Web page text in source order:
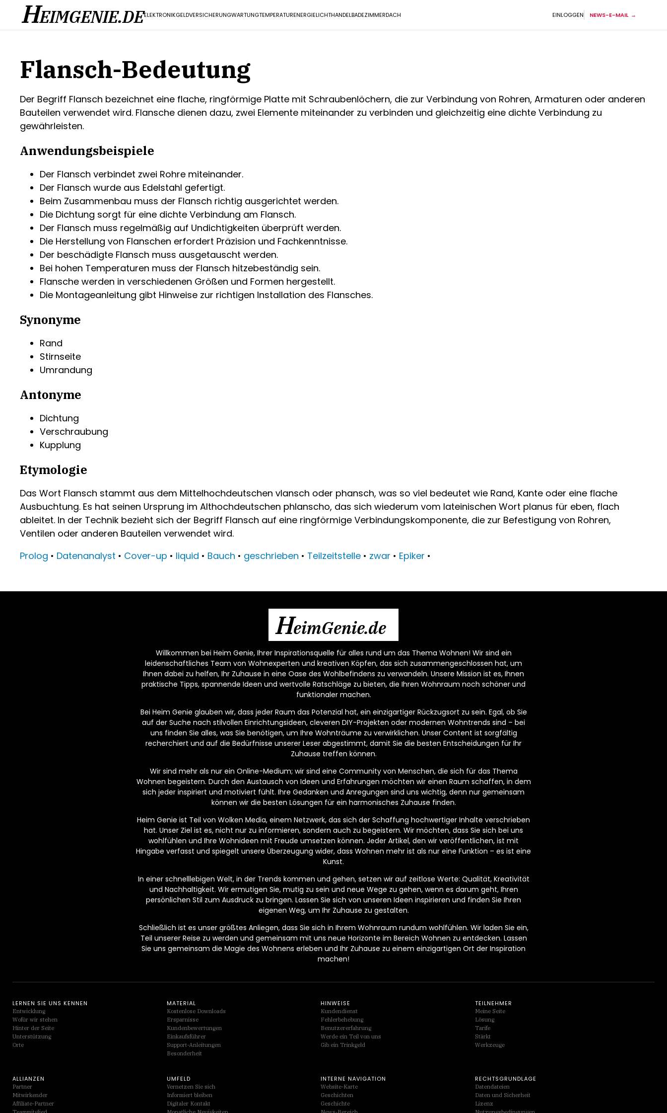
HEIMGENIE.DEELEKTRONIKGELDVERSICHERUNGWARTUNGTEMPERATURENERGIELICHTHANDELBADEZIMMERDACH EINLOGGEN NEWS-E-MAIL
Flansch-Bedeutung
Der Begriff Flansch bezeichnet eine flache, ringförmige Platte mit Schraubenlöchern, die zur Verbindung von Rohren, Armaturen oder anderen
Bauteilen verwendet wird. Flansche dienen dazu, zwei Elemente miteinander zu verbinden und gleichzeitig eine dichte Verbindung zu
gewährleisten.
Anwendungsbeispiele
Der Flansch verbindet zwei Rohre miteinander.
Der Flansch wurde aus Edelstahl gefertigt.
Beim Zusammenbau muss der Flansch richtig ausgerichtet werden.
Die Dichtung sorgt für eine dichte Verbindung am Flansch.
Der Flansch muss regelmäßig auf Undichtigkeiten überprüft werden.
Die Herstellung von Flanschen erfordert Präzision und Fachkenntnisse.
Der beschädigte Flansch muss ausgetauscht werden.
Bei hohen Temperaturen muss der Flansch hitzebeständig sein.
Flansche werden in verschiedenen Größen und Formen hergestellt.
Die Montageanleitung gibt Hinweise zur richtigen Installation des Flansches.
Synonyme
Rand
Stirnseite
Umrandung
Antonyme
Dichtung
Verschraubung
Kupplung
Etymologie
Das Wort Flansch stammt aus dem Mittelhochdeutschen vlansch oder phansch, was so viel bedeutet wie Rand, Kante oder eine flache
Ausbuchtung. Es hat seinen Ursprung im Althochdeutschen phlanscho, das sich wiederum vom lateinischen Wort planus für eben, flach
ableitet. In der Technik bezieht sich der Begriff Flansch auf eine ringförmige Verbindungskomponente, die zur Befestigung von Rohren,
Ventilen oder anderen Bauteilen verwendet wird.
Prolog • Datenanalyst • Cover-up • liquid • Bauch • geschrieben • Teilzeitstelle • zwar • Epiker •
HeimGenie.de
Willkommen bei Heim Genie, Ihrer Inspirationsquelle für alles rund um das Thema Wohnen! Wir sind ein
leidenschaftliches Team von Wohnexperten und kreativen Köpfen, das sich zusammengeschlossen hat, um
Ihnen dabei zu helfen, Ihr Zuhause in eine Oase des Wohlbefindens zu verwandeln. Unsere Mission ist es, Ihnen
praktische Tipps, spannende Ideen und wertvolle Ratschläge zu bieten, die Ihren Wohnraum noch schöner und
funktionaler machen.
Bei Heim Genie glauben wir, dass jeder Raum das Potenzial hat, ein einzigartiger Rückzugsort zu sein. Egal, ob Sie
auf der Suche nach stilvollen Einrichtungsideen, cleveren DIY-Projekten oder modernen Wohntrends sind – bei
uns finden Sie alles, was Sie benötigen, um Ihre Wohnträume zu verwirklichen. Unser Content ist sorgfältig
recherchiert und auf die Bedürfnisse unserer Leser abgestimmt, damit Sie die besten Entscheidungen für Ihr
Zuhause treffen können.
Wir sind mehr als nur ein Online-Medium; wir sind eine Community von Menschen, die sich für das Thema
Wohnen begeistern. Durch den Austausch von Ideen und Erfahrungen möchten wir einen Raum schaffen, in dem
sich jeder inspiriert und motiviert fühlt. Ihre Gedanken und Anregungen sind uns wichtig, denn nur gemeinsam
können wir die besten Lösungen für ein harmonisches Zuhause finden.
Heim Genie ist Teil von Wolken Media, einem Netzwerk, das sich der Schaffung hochwertiger Inhalte verschrieben
hat. Unser Ziel ist es, nicht nur zu informieren, sondern auch zu begeistern. Wir möchten, dass Sie sich bei uns
wohlfühlen und Ihre Wohnideen mit Freude umsetzen können. Jeder Artikel, den wir veröffentlichen, ist mit
Hingabe verfasst und spiegelt unsere Überzeugung wider, dass Wohnen mehr ist als nur eine Funktion – es ist eine
Kunst.
In einer schnelllebigen Welt, in der Trends kommen und gehen, setzen wir auf zeitlose Werte: Qualität, Kreativität
und Nachhaltigkeit. Wir ermutigen Sie, mutig zu sein und neue Wege zu gehen, wenn es darum geht, Ihren
persönlichen Stil zum Ausdruck zu bringen. Lassen Sie sich von unseren Ideen inspirieren und finden Sie Ihren
eigenen Weg, um Ihr Zuhause zu gestalten.
Schließlich ist es unser größtes Anliegen, dass Sie sich in Ihrem Wohnraum rundum wohlfühlen. Wir laden Sie ein,
Teil unserer Reise zu werden und gemeinsam mit uns neue Horizonte im Bereich Wohnen zu entdecken. Lassen
Sie uns gemeinsam die Magie des Wohnens erleben und Ihr Zuhause zu einem einzigartigen Ort der Inspiration
machen!
LERNEN SIE UNS KENNEN
Entwicklung
Wofür wir stehen
Hinter der Seite
Unterstützung
Orte
MATERIAL
Kostenlose Downloads
Ersparnisse
Kundenbewertungen
Einkaufsführer
Support-Anleitungen
Besonderheit
HINWEISE
Kundendienst
Fehlerbehebung
Benutzererfahrung
Werde ein Teil von uns
Gib ein Trinkgeld
TEILNEHMER
Meine Seite
Lösung
Tarife
Stärkt
Werkzeuge
ALLIANZEN
Partner
Mitwirkender
Affiliate-Partner
UMFELD
Vernetzen Sie sich
Informiert bleiben
Digitaler Kontakt
INTERNE NAVIGATION
Website-Karte
Geschichten
Geschichte
RECHTSGRUNDLAGE
Datendateien
Daten und Sicherheit
Lizenz